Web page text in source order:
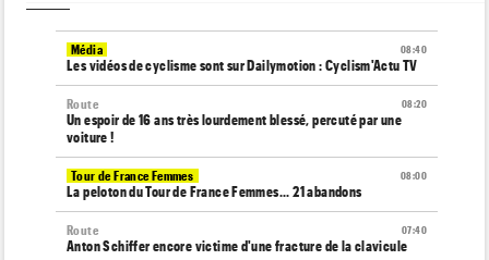
08:40
Média
Les vidéos de cyclisme sont sur Dailymotion : Cyclism'Actu TV
08:20
Route
Un espoir de 16 ans très lourdement blessé, percuté par une
voiture !
08:00
Tour de France Femmes
La peloton du Tour de France Femmes... 21 abandons
07:40
Route
Anton Schiffer encore victime d'une fracture de la clavicule